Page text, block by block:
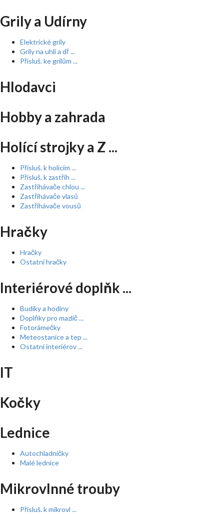
Grily a Udírny
Elektrické grily
Grily na uhlí a dř ...
Přísluš. ke grilům ...
Hlodavci
Hobby a zahrada
Holící strojky a Z ...
Přísluš. k holícím ...
Přísluš. k zastřih ...
Zastřihávače chlou ...
Zastřihávače vlasů
Zastřihávače vousů
Hračky
Hračky
Ostatní hračky
Interiérové doplňk ...
Budíky a hodiny
Doplňky pro mazlíč ...
Fotorámečky
Meteostanice a tep ...
Ostatní interiérov ...
IT
Kočky
Lednice
Autochladničky
Malé lednice
Mikrovlnné trouby
Přísluš. k mikrovl ...